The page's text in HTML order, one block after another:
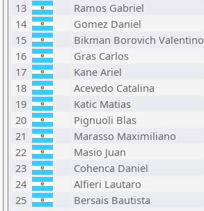
13
Ramos Gabriel
14
Gomez Daniel
15
Bikman Borovich Valentino
16
Gras Carlos
17
Kane Ariel
18
Acevedo Catalina
19
Katic Matias
20
Pignuoli Blas
21
Marasso Maximiliano
22
Masio Juan
23
Cohenca Daniel
24
Alfieri Lautaro
25
Bersais Bautista